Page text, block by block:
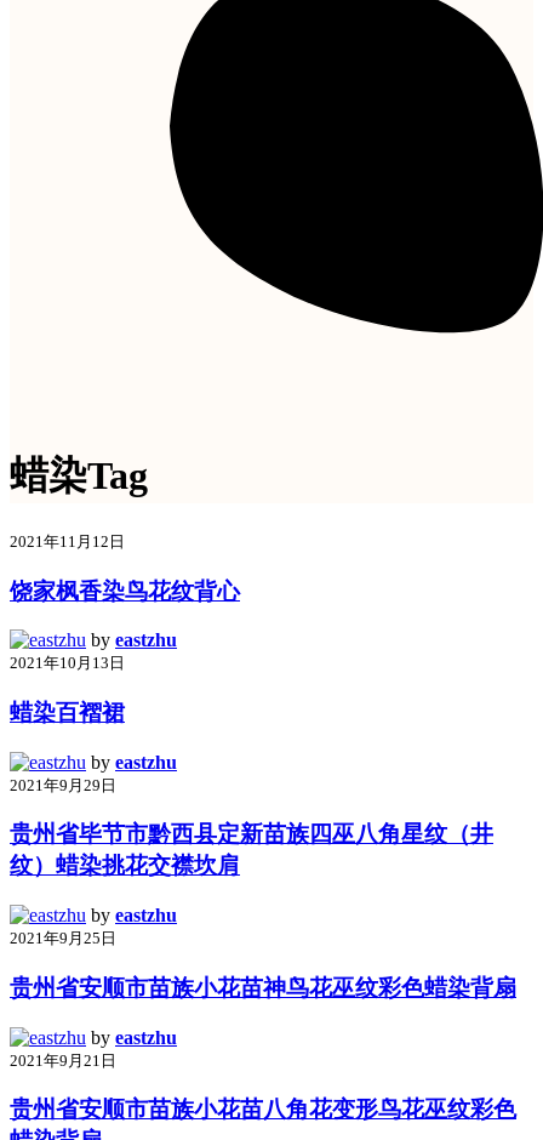
蜡染Tag
2021年11月12日
饶家枫香染鸟花纹背心
by eastzhu
2021年10月13日
蜡染百褶裙
by eastzhu
2021年9月29日
贵州省毕节市黔西县定新苗族四巫八角星纹（井
纹）蜡染挑花交襟坎肩
by eastzhu
2021年9月25日
贵州省安顺市苗族小花苗神鸟花巫纹彩色蜡染背扇
by eastzhu
2021年9月21日
贵州省安顺市苗族小花苗八角花变形鸟花巫纹彩色